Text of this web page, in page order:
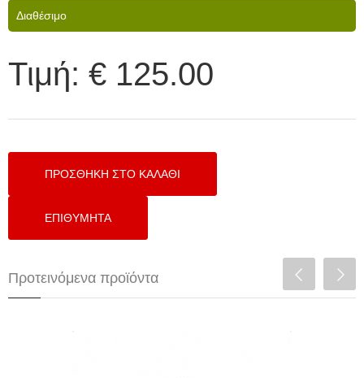
Διαθέσιμο
Τιμή: € 125.00
Προτεινόμενα προϊόντα